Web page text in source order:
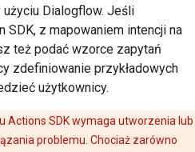
Dialogflow. Jeśli
z mapowaniem intencji na
też podać wzorce zapytań
zdefiniowanie przykładowych
użytkownicy.
Actions SDK wymaga utworzenia lub
problemu. Chociaż zarówno